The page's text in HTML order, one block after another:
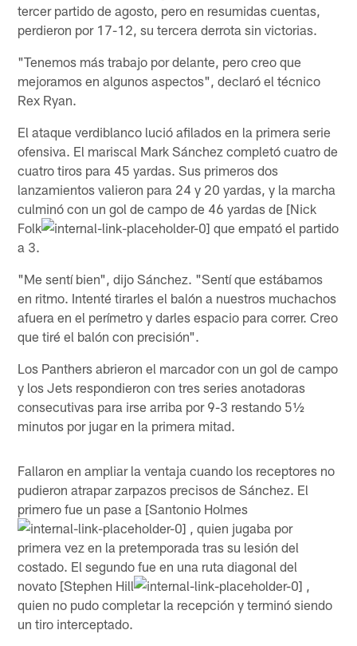
tercer partido de agosto, pero en resumidas cuentas,
perdieron por 17-12, su tercera derrota sin victorias.
"Tenemos más trabajo por delante, pero creo que
mejoramos en algunos aspectos", declaró el técnico
Rex Ryan.
El ataque verdiblanco lució afilados en la primera serie
ofensiva. El mariscal Mark Sánchez completó cuatro de
cuatro tiros para 45 yardas. Sus primeros dos
lanzamientos valieron para 24 y 20 yardas, y la marcha
culminó con un gol de campo de 46 yardas de [Nick
Folk
que empató el partido
a 3.
"Me sentí bien", dijo Sánchez. "Sentí que estábamos
en ritmo. Intenté tirarles el balón a nuestros muchachos
afuera en el perímetro y darles espacio para correr. Creo
que tiré el balón con precisión".
Los Panthers abrieron el marcador con un gol de campo
y los Jets respondieron con tres series anotadoras
consecutivas para irse arriba por 9-3 restando 5½
minutos por jugar en la primera mitad.
Fallaron en ampliar la ventaja cuando los receptores no
pudieron atrapar zarpazos precisos de Sánchez. El
primero fue un pase a [Santonio Holmes
, quien jugaba por
primera vez en la pretemporada tras su lesión del
costado. El segundo fue en una ruta diagonal del
novato [Stephen Hill
quien no pudo completar la recepción y terminó siendo
un tiro interceptado.